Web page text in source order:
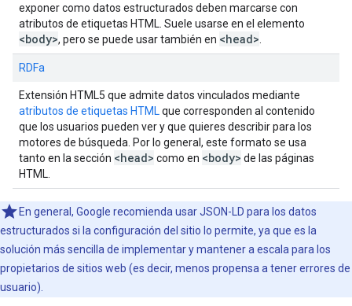
exponer como datos estructurados deben marcarse con
atributos de etiquetas HTML. Suele usarse en el elemento
<body>, pero se puede usar también en <head>
RDFa
Extensión HTML5 que admite datos vinculados mediante
atributos de etiquetas HTML que corresponden al contenido
que los usuarios pueden ver y que quieres describir para los
motores de búsqueda. Por lo general, este formato se usa
tanto en la sección <head> como en <body> de las páginas
HTML.
En general, Google recomienda usar JSON-LD para los datos
estructurados si la configuración del sitio lo permite, ya que es la
solución más sencilla de implementar y mantener a escala para los
propietarios de sitios web (es decir, menos propensa a tener errores de
usuario).